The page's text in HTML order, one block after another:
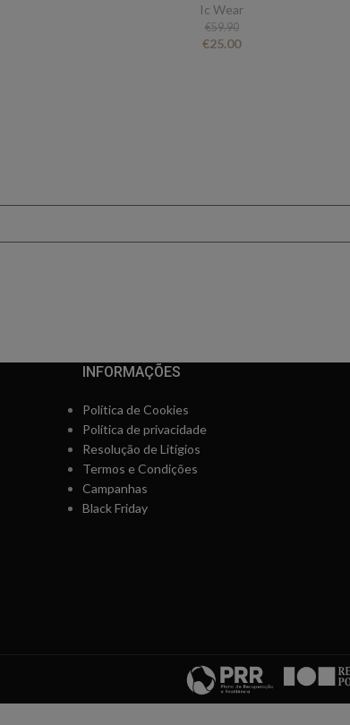
Ic Wear
€59.90
€25.00
INFORMAÇÕES
Política de Cookies
Política de privacidade
Resolução de Litígios
Termos e Condições
Campanhas
Black Friday